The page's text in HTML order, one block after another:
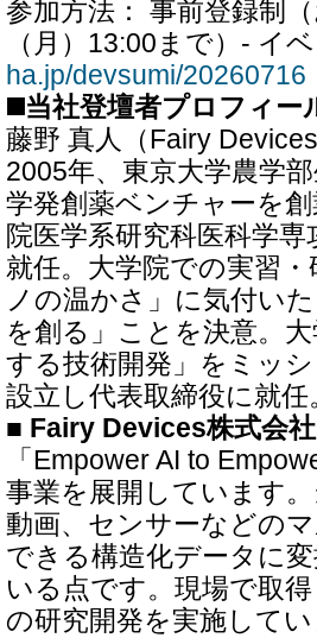
参加方法： 事前登録制
（月）13:00まで）- イ
ha.jp/devsumi/20260716
◼️当社登壇者プロフィー
藤野 真人（Fairy
2005年、東京大学農学
学発創薬ベンチャーを
院医学系研究科医科学
就任。大学院での実習
ノの温かさ」に気付い
を創る」ことを決意。
する技術開発」をミッ
設立し代表取締役に就任
■ Fairy Devices株式会
「Empower AI to
事業を展開しています
動画、センサーなどの
できる構造化データに
いる点です。現場で取
の研究開発を実施してい